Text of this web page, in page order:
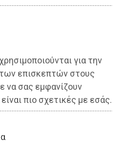
για την
επισκεπτών στους
να σας εμφανίζουν
πιο σχετικές με εσάς.
ένας από τους